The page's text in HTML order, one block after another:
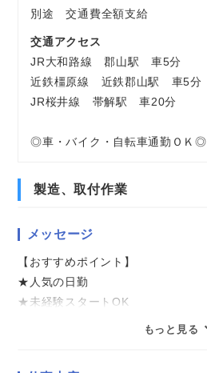
別途 交通費全額支給
交通アクセス
JR大和路線 郡山駅 車5分
近鉄橿原線 近鉄郡山駅 車5分
JR桜井線 帯解駅 車20分
◎車・バイク・自転車通勤ＯＫ◎
製造、取付作業
メッセージ
【おすすめポイント】
★人気の日勤
★未経験スタートOK
もっと見る